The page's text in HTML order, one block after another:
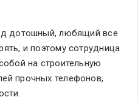
дотошный, любящий все
и поэтому сотрудница
на строительную
прочных телефонов,